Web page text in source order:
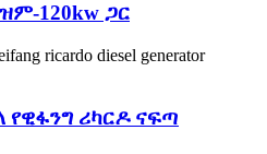
120kw ጋር
የዊፋንግ ሪካርዶ ናፍጣ